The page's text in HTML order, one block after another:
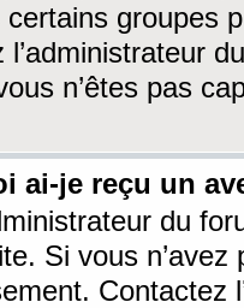
certains groupes
l’administrateur
n’êtes pas
ai-je reçu un
du
Si vous
Contactez